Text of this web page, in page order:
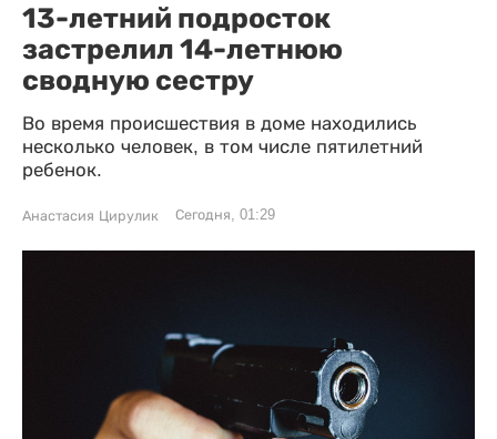
13-летний подросток
застрелил 14-летнюю
сводную сестру
Во время происшествия в доме находились
несколько человек, в том числе пятилетний
ребенок.
Анастасия Цирулик Сегодня, 01:29